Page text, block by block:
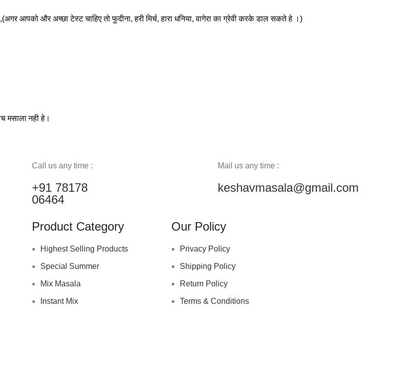
आपको और अच्छा टेस्ट चाहिए तो फुदीना, हरी मिर्च, हारा धनिया, वागेरा का ग्रेवी करके डाल सकते हे ।)
मसाला नही हे।
Call us any time :
+91 78178
06464
Mail us any time :
keshavmasala@gmail.com
Product Category
Highest Selling Products
Special Summer
Mix Masala
Instant Mix
Our Policy
Privacy Policy
Shipping Policy
Return Policy
Terms & Conditions